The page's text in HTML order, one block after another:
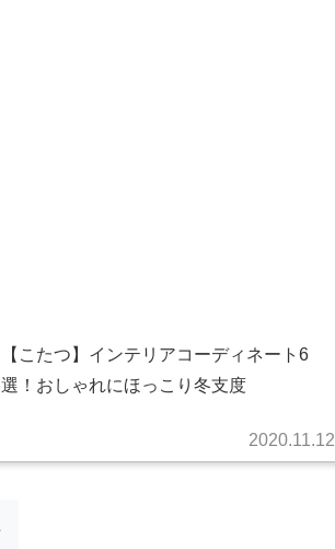
【こたつ】インテリアコーディネート6
選！おしゃれにほっこり冬支度
2020.11.12